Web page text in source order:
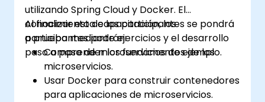
utilizando Spring Cloud y Docker. El
conocimiento de los participantes se pondrá
a prueba mediante ejercicios y el desarrollo
paso a paso de microservicios de ejemplo.
Al finalizar esta capacitación, los
participantes podrán:
Comprender los fundamentos de los
microservicios.
Usar Docker para construir contenedores
para aplicaciones de microservicios.